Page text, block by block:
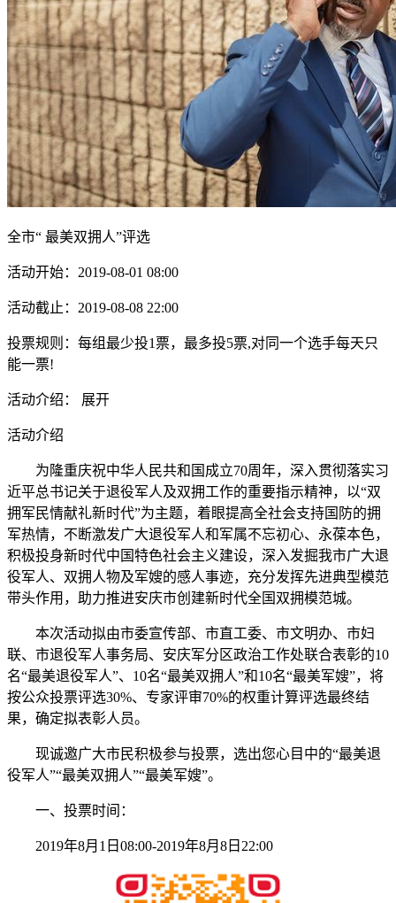
全市“ 最美双拥人”评选
活动开始：2019-08-01 08:00
活动截止：2019-08-08 22:00
投票规则：每组最少投1票，最多投5票,对同一个选手每天只
能一票!
活动介绍： 展开
活动介绍
为隆重庆祝中华人民共和国成立70周年，深入贯彻落实习
近平总书记关于退役军人及双拥工作的重要指示精神，以“双
拥军民情献礼新时代”为主题，着眼提高全社会支持国防的拥
军热情，不断激发广大退役军人和军属不忘初心、永葆本色，
积极投身新时代中国特色社会主义建设，深入发掘我市广大退
役军人、双拥人物及军嫂的感人事迹，充分发挥先进典型模范
带头作用，助力推进安庆市创建新时代全国双拥模范城。
本次活动拟由市委宣传部、市直工委、市文明办、市妇
联、市退役军人事务局、安庆军分区政治工作处联合表彰的10
名“最美退役军人”、10名“最美双拥人”和10名“最美军嫂”，将
按公众投票评选30%、专家评审70%的权重计算评选最终结
果，确定拟表彰人员。
现诚邀广大市民积极参与投票，选出您心目中的“最美退
役军人”“最美双拥人”“最美军嫂”。
一、投票时间：
2019年8月1日08:00-2019年8月8日22:00